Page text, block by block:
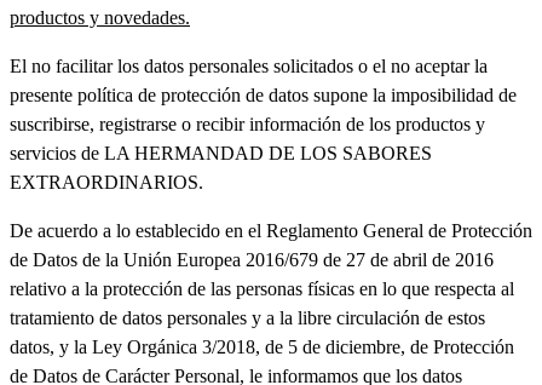
productos y novedades.
El no facilitar los datos personales solicitados o el no aceptar la
presente política de protección de datos supone la imposibilidad de
suscribirse, registrarse o recibir información de los productos y
servicios de LA HERMANDAD DE LOS SABORES
EXTRAORDINARIOS.
De acuerdo a lo establecido en el Reglamento General de Protección
de Datos de la Unión Europea 2016/679 de 27 de abril de 2016
relativo a la protección de las personas físicas en lo que respecta al
tratamiento de datos personales y a la libre circulación de estos
datos, y la Ley Orgánica 3/2018, de 5 de diciembre, de Protección
de Datos de Carácter Personal, le informamos que los datos